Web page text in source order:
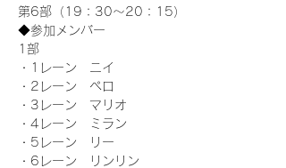
第6部（19：30～20：15）
◆参加メンバー
1部
・1レーン　ニイ
・2レーン　ペロ
・3レーン　マリオ
・4レーン　ミラン
・5レーン　リー
・6レーン　リンリン